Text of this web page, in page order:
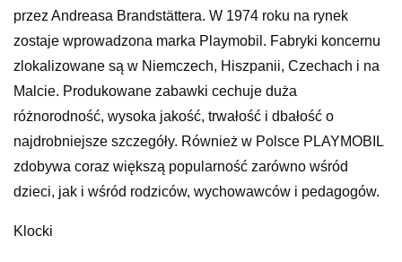
przez Andreasa Brandstättera. W 1974 roku na rynek
zostaje wprowadzona marka Playmobil. Fabryki koncernu
zlokalizowane są w Niemczech, Hiszpanii, Czechach i na
Malcie. Produkowane zabawki cechuje duża
różnorodność, wysoka jakość, trwałość i dbałość o
najdrobniejsze szczegóły. Również w Polsce PLAYMOBIL
zdobywa coraz większą popularność zarówno wśród
dzieci, jak i wśród rodziców, wychowawców i pedagogów.
Klocki